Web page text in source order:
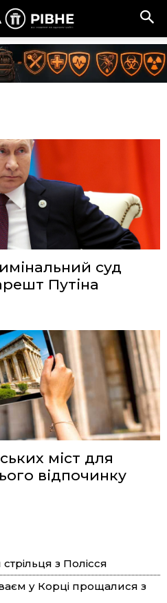
суд
Путіна
міст для
відпочинку
з Полісся
у Корці прощалися з